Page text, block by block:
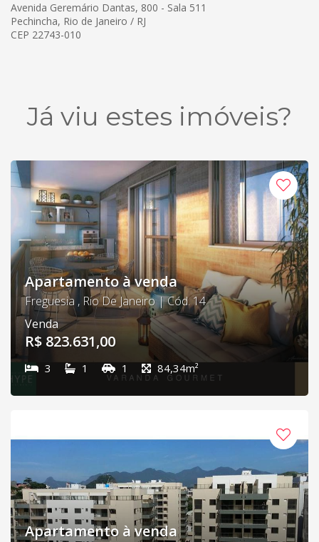
Avenida Geremário Dantas, 800 - Sala 511
Pechincha, Rio de Janeiro / RJ
CEP 22743-010
Já viu estes imóveis?
Apartamento à venda
Freguesia , Rio De Janeiro | Cód. 14
Venda
R$ 823.631,00
3 1 1 84,34m²
Apartamento à venda